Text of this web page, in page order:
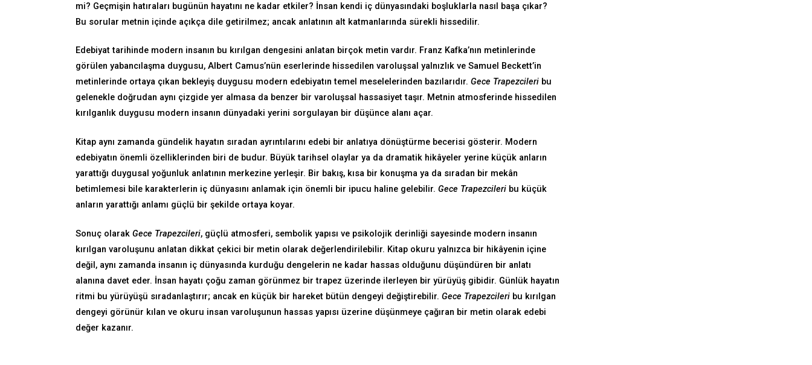
mi? Geçmişin hatıraları bugünün hayatını ne kadar etkiler? İnsan kendi iç dünyasındaki boşluklarla nasıl başa çıkar?
Bu sorular metnin içinde açıkça dile getirilmez; ancak anlatının alt katmanlarında sürekli hissedilir.
Edebiyat tarihinde modern insanın bu kırılgan dengesini anlatan birçok metin vardır. Franz Kafka’nın metinlerinde
görülen yabancılaşma duygusu, Albert Camus’nün eserlerinde hissedilen varoluşsal yalnızlık ve Samuel Beckett’in
metinlerinde ortaya çıkan bekleyiş duygusu modern edebiyatın temel meselelerinden bazılarıdır. Gece Trapezcileri bu
gelenekle doğrudan aynı çizgide yer almasa da benzer bir varoluşsal hassasiyet taşır. Metnin atmosferinde hissedilen
kırılganlık duygusu modern insanın dünyadaki yerini sorgulayan bir düşünce alanı açar.
Kitap aynı zamanda gündelik hayatın sıradan ayrıntılarını edebi bir anlatıya dönüştürme becerisi gösterir. Modern
edebiyatın önemli özelliklerinden biri de budur. Büyük tarihsel olaylar ya da dramatik hikâyeler yerine küçük anların
yarattığı duygusal yoğunluk anlatının merkezine yerleşir. Bir bakış, kısa bir konuşma ya da sıradan bir mekân
betimlemesi bile karakterlerin iç dünyasını anlamak için önemli bir ipucu haline gelebilir. Gece Trapezcileri bu küçük
anların yarattığı anlamı güçlü bir şekilde ortaya koyar.
Sonuç olarak Gece Trapezcileri, güçlü atmosferi, sembolik yapısı ve psikolojik derinliği sayesinde modern insanın
kırılgan varoluşunu anlatan dikkat çekici bir metin olarak değerlendirilebilir. Kitap okuru yalnızca bir hikâyenin içine
değil, aynı zamanda insanın iç dünyasında kurduğu dengelerin ne kadar hassas olduğunu düşündüren bir anlatı
alanına davet eder. İnsan hayatı çoğu zaman görünmez bir trapez üzerinde ilerleyen bir yürüyüş gibidir. Günlük hayatın
ritmi bu yürüyüşü sıradanlaştırır; ancak en küçük bir hareket bütün dengeyi değiştirebilir. Gece Trapezcileri bu kırılgan
dengeyi görünür kılan ve okuru insan varoluşunun hassas yapısı üzerine düşünmeye çağıran bir metin olarak edebi
değer kazanır.